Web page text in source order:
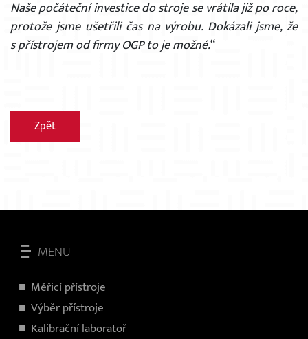
Naše počáteční investice do stroje se vrátila již po roce,
protože jsme ušetřili čas na výrobu. Dokázali jsme, že
s přístrojem od firmy OGP to je možné.“
Zpět
MENU
Měřicí přístroje
Výběr přístroje
Kalibrační laboratoř